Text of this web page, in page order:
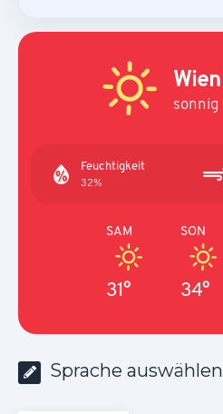
Wien
sonnig
Feuchtigkeit
32%
SAM
31°
SON
34°
Sprache auswählen